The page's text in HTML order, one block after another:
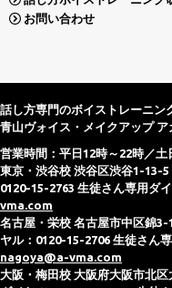
お問い合わせ
話し方専門のボイストレーニン
青山ヴォイス・メイクアップ ア
営業時間：平日12時～22時／土
東京・渋谷校 渋谷区渋谷1-13-5
0120-15-2763 生徒さん専用ダ
vma.com
名古屋・栄校 名古屋市中区錦
ヤル：0120-15-2706 生徒さん
nagoya@a-vma.com
大阪・梅田校 大阪府大阪市北